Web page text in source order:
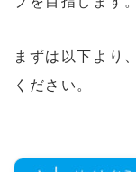
まずは以下より
ください。